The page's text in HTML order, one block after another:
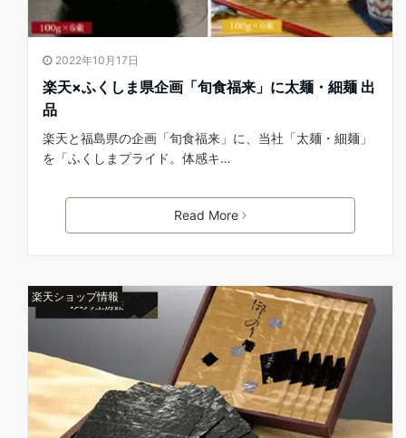
2022年10月17日
楽天×ふくしま県企画「旬食福来」に太麺・細麺 出
品
楽天と福島県の企画「旬食福来」に、当社「太麺・細麺」
を「ふくしまプライド。体感キ…
Read More
楽天ショップ情報